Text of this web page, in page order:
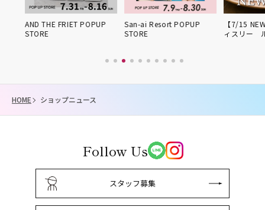
AND THE FRIET POPUP
STORE
San-ai Resort POPUP
STORE
【7/15
ィスリー
HOME ショップニュース
Follow Us
スタッフ募集